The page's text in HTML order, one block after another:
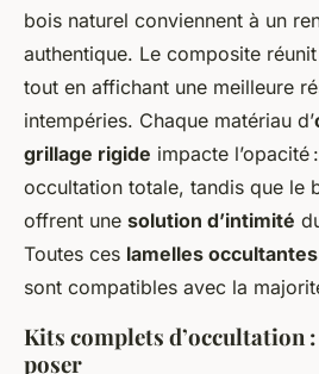
bois naturel conviennent à un
authentique. Le composite
tout en affichant une meilleure
intempéries. Chaque matériau d’
grillage rigide impacte l’opacité
occultation totale, tandis que le
offrent une solution d’intimité
Toutes ces lamelles
sont compatibles avec la
Kits complets d’occultation
poser